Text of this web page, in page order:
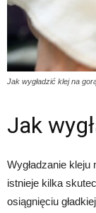
Jak wygładzić klej na
Jak
Wygładzanie
istnieje kilka
osiągnięciu